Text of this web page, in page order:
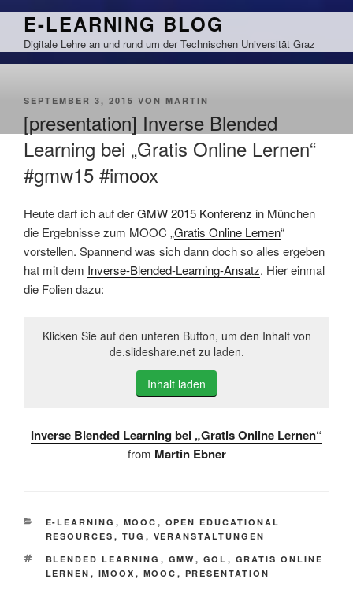
Zum
springen
E-LEARNING BLOG
Digitale Lehre an und rund um der Technischen Universität Graz
VERÖFFENTLICHT
SEPTEMBER 3, 2015 VON MARTIN
[presentation] Inverse Blended
Learning bei „Gratis Online Lernen“
#gmw15 #imoox
Heute darf ich auf derGMW 2015 Konferenz in München
die Ergebnisse zum MOOC „Gratis Online Lernen“
vorstellen. Spannend was sich dann doch so alles ergeben
hat mit dem Inverse-Blended-Learning-Ansatz. Hier einmal
die Folien dazu:
Klicken Sie auf den unteren Button, um den Inhalt von
de.slideshare.net zu laden.
Inhalt laden
Inverse Blended Learning bei „Gratis Online Lernen“
from Martin Ebner
KATEGORIEN
E-LEARNING , MOOC , OPEN EDUCATIONAL
RESOURCES , TUG , VERANSTALTUNGEN
SCHLAGWÖRTER
BLENDED LEARNING , GMW , GOL , GRATIS ONLINE
LERNEN , IMOOX , MOOC , PRESENTATION